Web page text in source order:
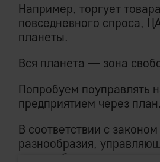
Например, торгует
повседневного спроса,
планеты.
Вся планета — зона
Попробуем поуправлять
предприятием через план.
В соответствии с
разнообразия,
должна быть сложнее